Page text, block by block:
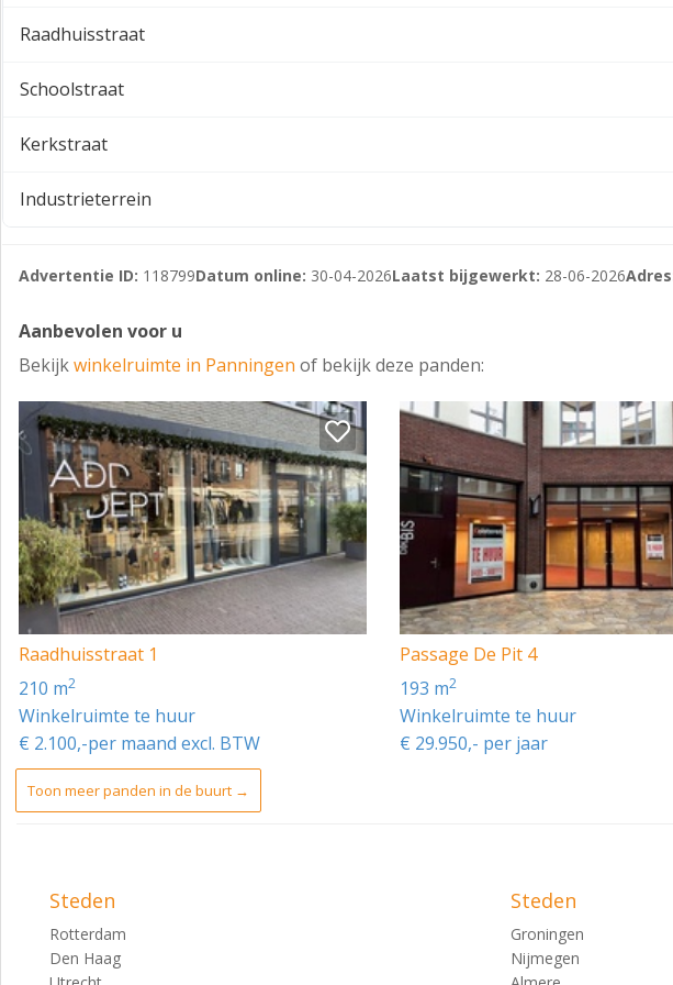
gratis parkeren beschikbaar.
omliggende recreatiegebieden. De wekelijkse markt op woensdag zorgt
Kortom, een unieke kans om uw onderneming te vestigen op een prominente
Interesse? Neem contact met ons op voor meer informatie of een bezichtiging.
Raadhuisstraat
Schoolstraat
Kerkstraat
Industrieterrein
Advertentie ID: 118799Datum online: 30-04-2026Laatst bijgewerkt: 28-06-2026
Aanbevolen voor u
Bekijkwinkelruimte in Panningen of bekijk deze panden:
Raadhuisstraat 1
210 m2
Winkelruimte te huur
€ 2.100,-per maand excl. BTW
Passage De Pit 4
193 m2
Winkelruimte te huur
€ 29.950,- per jaar
Toon meer panden in de buurt →
Steden
Rotterdam
Den Haag
Steden
Groningen
Nijmegen